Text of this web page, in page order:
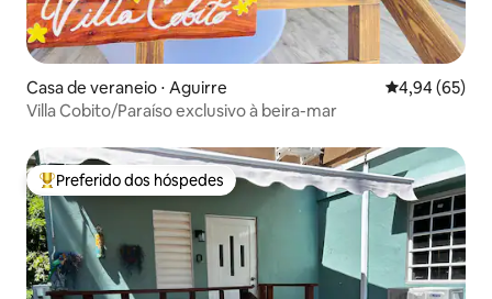
Casa de veraneio ⋅ Aguirre 4,94 de uma
4,94 (65)
Villa Cobito/Paraíso exclusivo à beira-mar
Entre os melhores preferidos dos hóspedes
Preferido dos hóspedes